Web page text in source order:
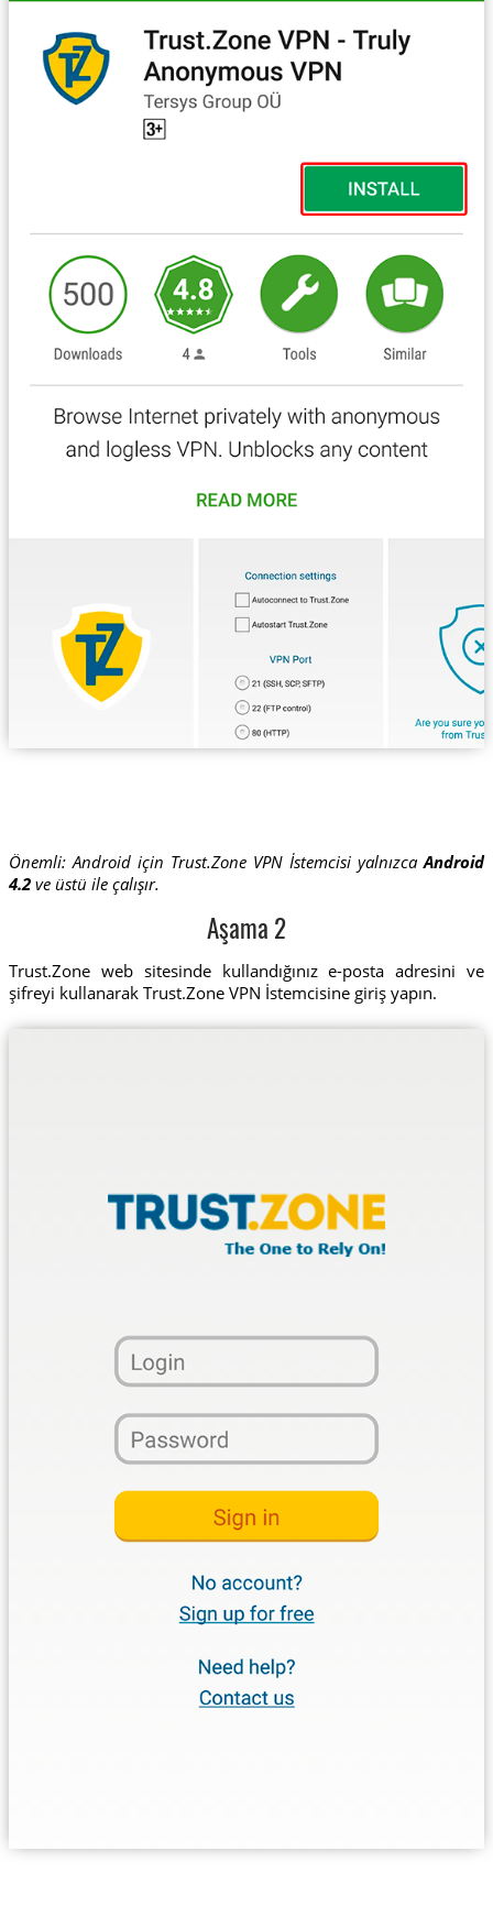
Önemli: Android için Trust.Zone VPN İstemcisi yalnızcaAndroid
4.2ve üstü ile çalışır.
Aşama 2
Trust.Zone web sitesinde kullandığınız e-posta adresini ve
şifreyi kullanarak Trust.Zone VPN İstemcisine giriş yapın.